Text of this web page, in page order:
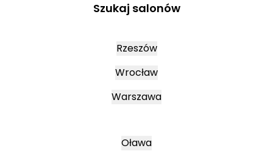
Szukaj salonów
Rzeszów
Wrocław
Warszawa
Oława